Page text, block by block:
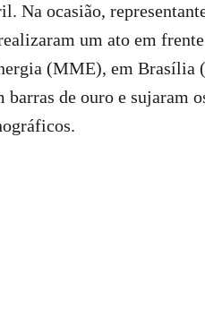
Na ocasião,
um ato em
(MME), em Brasília
barras de ouro e sujaram